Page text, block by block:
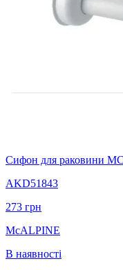
Сифон для раковини
AKD51843
273 грн
McALPINE
В наявності